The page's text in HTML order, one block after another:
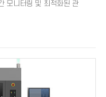
모니터링 및 최적화된 관